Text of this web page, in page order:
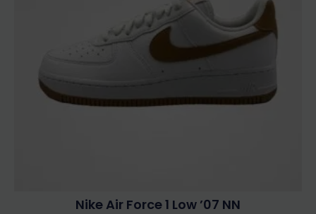
Nike Air Force 1 Low ’07 NN
A
változatok
ki